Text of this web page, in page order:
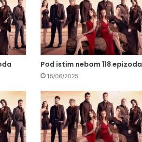
Pod istim nebom 118 epizoda
15/06/2025